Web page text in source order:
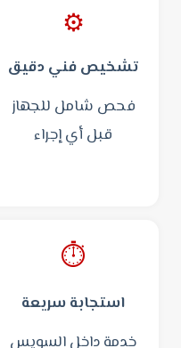
⚙️
تشخيص فني دقيق
فحص شامل للجهاز
قبل أي إجراء
⏱️
استجابة سريعة
خدمة داخل السويس